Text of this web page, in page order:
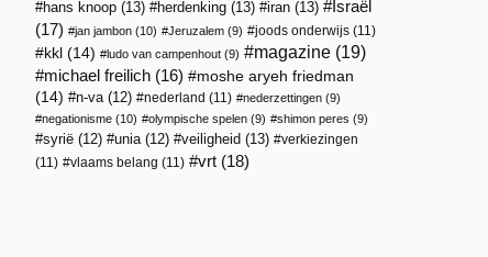
hans knoop (13) herdenking (13) iran (13)
Israël
(17)
jan jambon (10) Jeruzalem (9) joods onderwijs (11)
kkl (14) ludo van campenhout (9) magazine (19)
michael freilich (16)
moshe aryeh friedman
(14)
n-va(12) nederland (11) nederzettingen (9)
negationisme (10) olympische spelen (9) shimon peres (9)
syrië (12) unia(12) veiligheid (13)
verkiezingen
(11)
vlaams belang (11) vrt (18)